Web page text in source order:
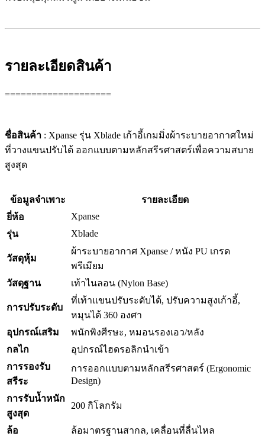
รายละเอียดสินค้า
====================
ชื่อสินค้า : Xpanse รุ่น Xblade เก้าอี้เกมมิ่งผ้าระบายอากาศใหม่
ที่วางแขนปรับได้ ออกแบบตามหลักสรีรศาสตร์เพื่อความสบาย
สูงสุด
ข้อมูลจำเพาะ
รายละเอียด
ยี่ห้อ
Xpanse
รุ่น
Xblade
วัสดุหุ้ม
ผ้าระบายอากาศ Xpanse / หนัง PU เกรด
พรีเมียม
วัสดุฐาน
เท้าไนลอน (Nylon Base)
การปรับระดับ
ที่เท้าแขนปรับระดับได้, ปรับความสูงเก้าอี้,
หมุนได้ 360 องศา
อุปกรณ์เสริม
พนักพิงศีรษะ, หมอนรองเอว/หลัง
กลไก
อุปกรณ์ไฮดรอลิกนำเข้า
การรองรับ
สรีระ
การออกแบบตามหลักสรีรศาสตร์ (Ergonomic
Design)
การรับน้ำหนัก
สูงสุด
200 กิโลกรัม
ล้อ ล้อมาตรฐานสากล, เคลื่อนที่ลื่นไหล